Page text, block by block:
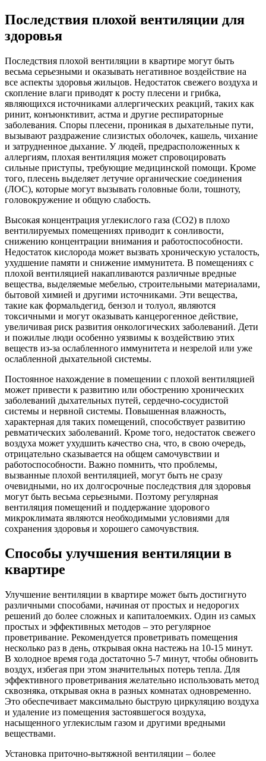
Последствия плохой вентиляции для
здоровья
Последствия плохой вентиляции в квартире могут быть
весьма серьезными и оказывать негативное воздействие на
все аспекты здоровья жильцов. Недостаток свежего воздуха и
скопление влаги приводят к росту плесени и грибка,
являющихся источниками аллергических реакций, таких как
ринит, конъюнктивит, астма и другие респираторные
заболевания. Споры плесени, проникая в дыхательные пути,
вызывают раздражение слизистых оболочек, кашель, чихание
и затрудненное дыхание. У людей, предрасположенных к
аллергиям, плохая вентиляция может спровоцировать
сильные приступы, требующие медицинской помощи. Кроме
того, плесень выделяет летучие органические соединения
(ЛОС), которые могут вызывать головные боли, тошноту,
головокружение и общую слабость.
Высокая концентрация углекислого газа (CO2) в плохо
вентилируемых помещениях приводит к сонливости,
снижению концентрации внимания и работоспособности.
Недостаток кислорода может вызвать хроническую усталость,
ухудшение памяти и снижение иммунитета. В помещениях с
плохой вентиляцией накапливаются различные вредные
вещества, выделяемые мебелью, строительными материалами,
бытовой химией и другими источниками. Эти вещества,
такие как формальдегид, бензол и толуол, являются
токсичными и могут оказывать канцерогенное действие,
увеличивая риск развития онкологических заболеваний. Дети
и пожилые люди особенно уязвимы к воздействию этих
веществ из-за ослабленного иммунитета и незрелой или уже
ослабленной дыхательной системы.
Постоянное нахождение в помещении с плохой вентиляцией
может привести к развитию или обострению хронических
заболеваний дыхательных путей, сердечно-сосудистой
системы и нервной системы. Повышенная влажность,
характерная для таких помещений, способствует развитию
ревматических заболеваний. Кроме того, недостаток свежего
воздуха может ухудшить качество сна, что, в свою очередь,
отрицательно сказывается на общем самочувствии и
работоспособности. Важно помнить, что проблемы,
вызванные плохой вентиляцией, могут быть не сразу
очевидными, но их долгосрочные последствия для здоровья
могут быть весьма серьезными. Поэтому регулярная
вентиляция помещений и поддержание здорового
микроклимата являются необходимыми условиями для
сохранения здоровья и хорошего самочувствия.
Способы улучшения вентиляции в
квартире
Улучшение вентиляции в квартире может быть достигнуто
различными способами, начиная от простых и недорогих
решений до более сложных и капиталоемких. Один из самых
простых и эффективных методов – это регулярное
проветривание. Рекомендуется проветривать помещения
несколько раз в день, открывая окна настежь на 10-15 минут.
В холодное время года достаточно 5-7 минут, чтобы обновить
воздух, избегая при этом значительных потерь тепла. Для
эффективного проветривания желательно использовать метод
сквозняка, открывая окна в разных комнатах одновременно.
Это обеспечивает максимально быструю циркуляцию воздуха
и удаление из помещения застоявшегося воздуха,
насыщенного углекислым газом и другими вредными
веществами.
Установка приточно-вытяжной вентиляции – более